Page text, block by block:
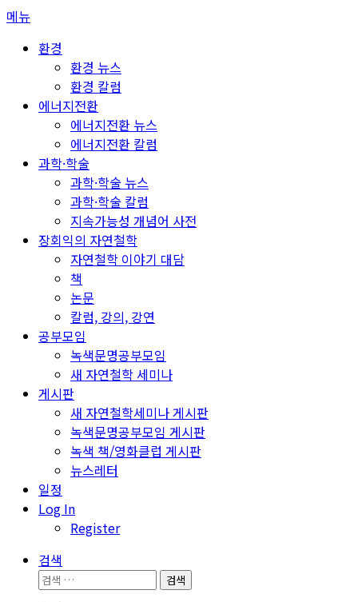
콘
메뉴
환경
환경 뉴스
환경 칼럼
에너지전환
에너지전환 뉴스
에너지전환 칼럼
과학·학술
과학·학술 뉴스
과학·학술 칼럼
지속가능성 개념어 사전
장회익의 자연철학
자연철학 이야기 대담
책
논문
칼럼, 강의, 강연
공부모임
녹색문명공부모임
새 자연철학 세미나
게시판
새 자연철학세미나 게시판
녹색문명공부모임 게시판
녹색 책/영화클럽 게시판
뉴스레터
일정
Log In
Register
검색
검